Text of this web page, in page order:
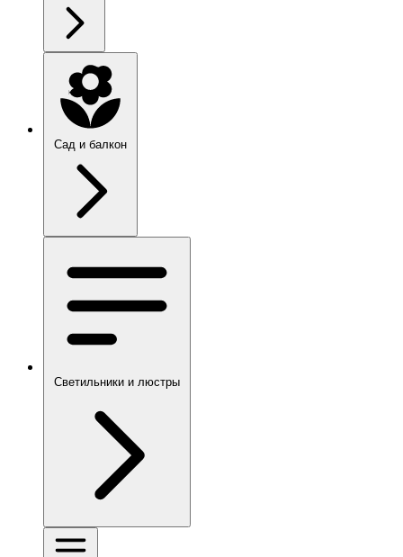
Сад и балкон
Светильники и люстры